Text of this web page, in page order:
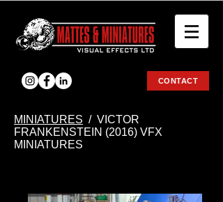
CONTACT
ΜΙΝΙΑΤURES / VICTOR
FRANKENSTEIN (2016) VFX
MINIATURES